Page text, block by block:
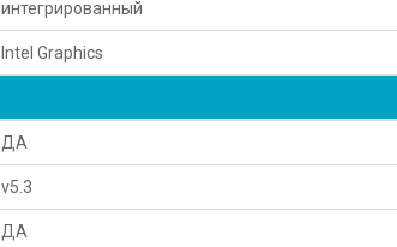
интегрированный
Intel Graphics
ДА
v5.3
ДА